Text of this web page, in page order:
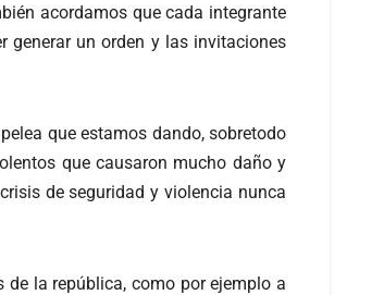
acordamos que cada integrante
generar un orden y las invitaciones
que estamos dando, sobretodo
que causaron mucho daño y
de seguridad y violencia nunca
la república, como por ejemplo a